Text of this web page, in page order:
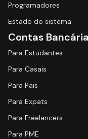
Programadores
Estado do sistema
Contas
Para Estudantes
Para Casais
Para Pais
Para Expats
Para Freelancers
Para PME